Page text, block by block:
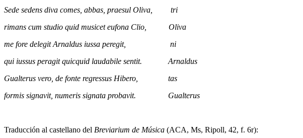
Sede sedens diva comes, abbas, praesul Oliva, tri
rimans cum studio quid musicet eufona Clio, Oliva
me fore delegit Arnaldus iussa peregit, ni
qui iussus peragit quicquid laudabile sentit. Arnaldus
Gualterus vero, de fonte regressus Hibero, tas
formis signavit, numeris signata probavit. Gualterus
Traducción al castellano del Breviarium de Música (ACA, Ms, Ripoll, 42, f. 6r):